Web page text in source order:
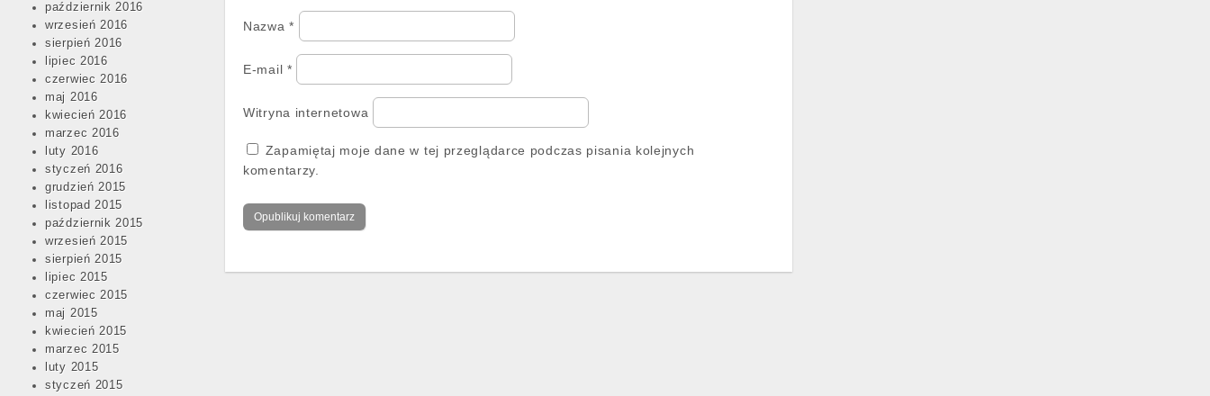
październik 2016
wrzesień 2016
sierpień 2016
lipiec 2016
czerwiec 2016
maj 2016
kwiecień 2016
marzec 2016
luty 2016
styczeń 2016
grudzień 2015
listopad 2015
październik 2015
wrzesień 2015
sierpień 2015
lipiec 2015
czerwiec 2015
maj 2015
kwiecień 2015
marzec 2015
luty 2015
styczeń 2015
Nazwa*
E-mail *
Witryna internetowa
Zapamiętaj moje dane w tej przeglądarce podczas pisania kolejnych
komentarzy.